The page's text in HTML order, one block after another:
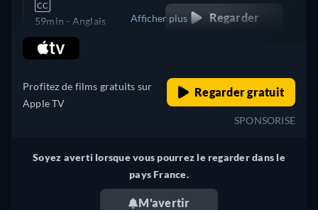
CC
59min - Anglais Regarder
États-Unis
Afficher plus
Profitez de films gratuits sur
Apple TV
Regarder gratuit
SPONSORISE
Soyez averti lorsque vous pourrez le regarder dans le
pays France.
M'avertir